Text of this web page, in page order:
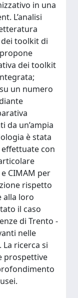
in una
L’analisi
toolkit di
dei toolkit
un numero
da un’ampia
è stata
con
CIMAM per
rispetto
alla loro
il caso
di Trento -
nelle
ricerca si
prospettive